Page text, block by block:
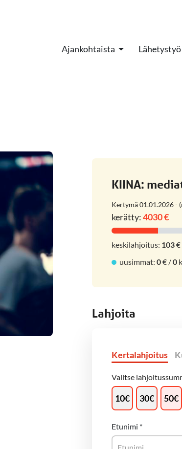
Ajankohtaista Lähetystyö
KIINA:
Kertymä 01.01.2026 -
kerätty:4030 €
keskilahjoitus: 103€
uusimmat: 0€ /0
Lahjoita
Kertalahjoitus
Valitse
10€ 30€ 50€
Etunimi *